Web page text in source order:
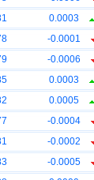
0.0003
-0.0001
-0.0006
0.0003
0.0005
-0.0004
-0.0002
-0.0005